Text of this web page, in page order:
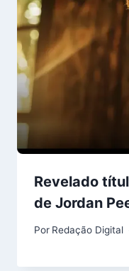
Revelado
de Jordan
Por Redação Digital